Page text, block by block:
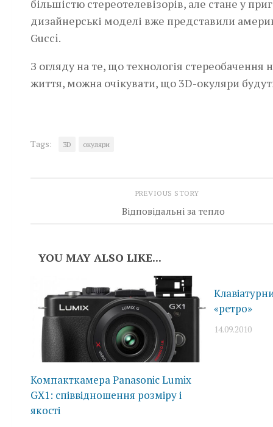
більшістю стереотелевізорів, але стане у
дизайнерські моделі вже представили
Gucci.
З огляду на те, що технологія стереобачення
життя, можна очікувати, що 3D-окуляри
Tags: 3D окуляри
PREVIOUS STORY
Відповідальні за тепло
YOU MAY ALSO LIKE...
Компакткамера Panasonic Lumix
GX1: співвідношення розміру і
якості
«ретро»
14.09.2010